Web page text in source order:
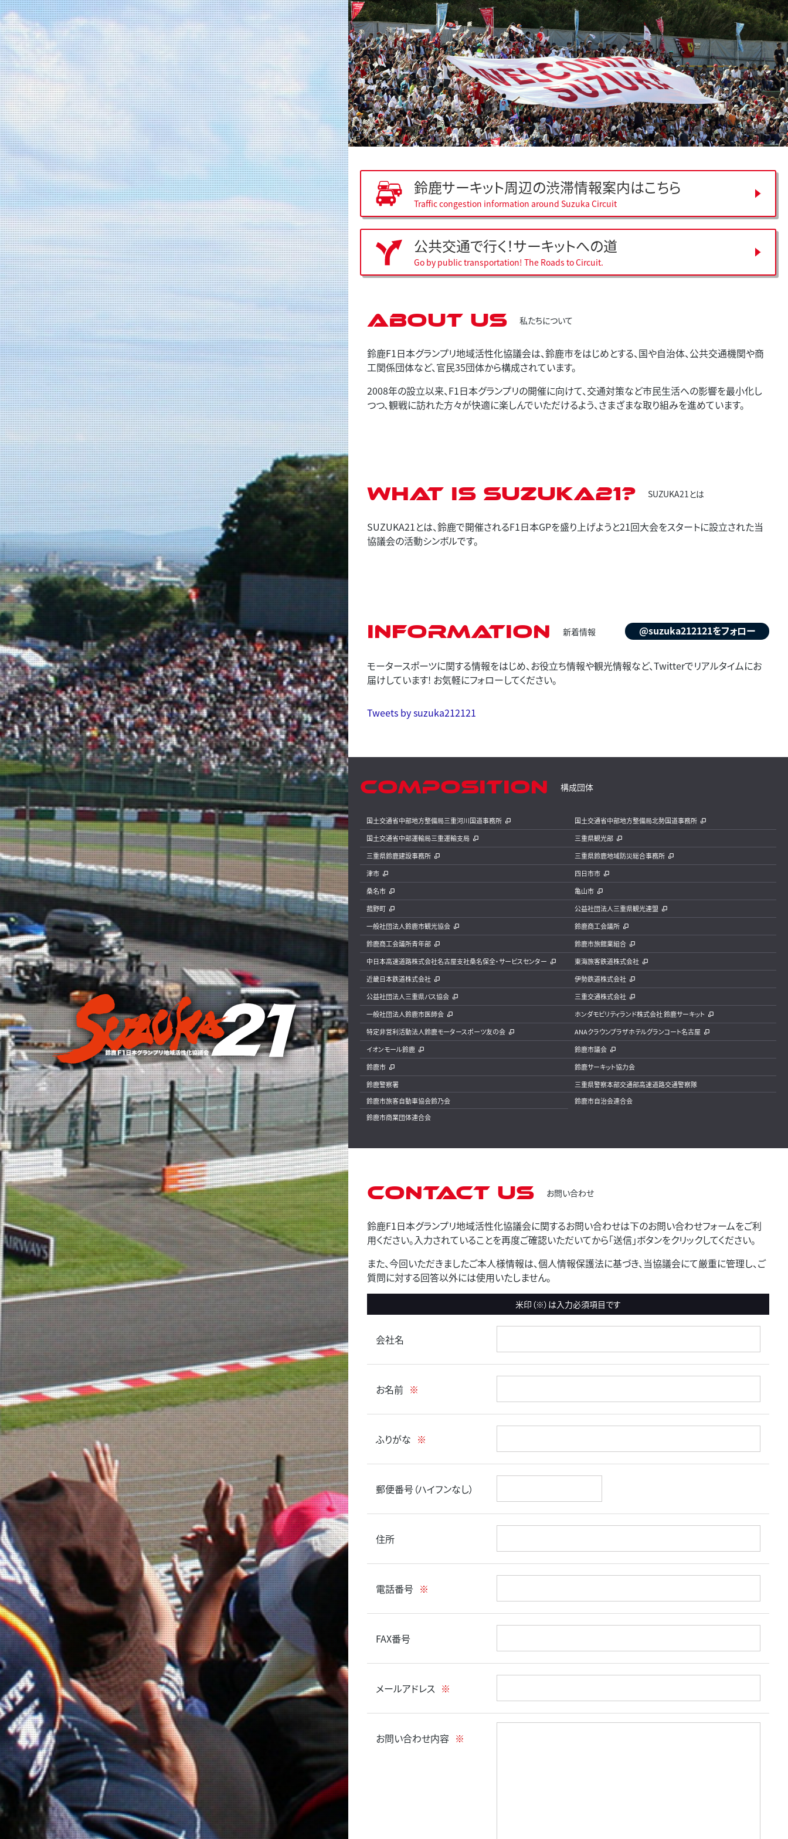
鈴鹿サーキット周辺の渋滞情報案内はこちら
Traffic congestion information around Suzuka Circuit
公共交通で行く！サーキットへの道
Go by public transportation! The Roads to Circuit.
About us 私たちについて
鈴鹿F1日本グランプリ地域活性化協議会は、鈴鹿市をはじめとする、国や自治体、公共交通機関や商
工関係団体など、官民35団体から構成されています。
2008年の設立以来、F1日本グランプリの開催に向けて、交通対策など市民生活への影響を最小化し
つつ、観戦に訪れた方々が快適に楽しんでいただけるよう、さまざまな取り組みを進めています。
What is SUZUKA21? SUZUKA21とは
SUZUKA21とは、鈴鹿で開催されるF1日本GPを盛り上げようと21回大会をスタートに設立された当
協議会の活動シンボルです。
Information 新着情報 @suzuka212121をフォロー
モータースポーツに関する情報をはじめ、お役立ち情報や観光情報など、Twitterでリアルタイムにお
届けしています! お気軽にフォローしてください。
Tweets by suzuka212121
Composition 構成団体
国土交通省中部地方整備局三重河川国道事務所
国土交通省中部地方整備局北勢国道事務所
国土交通省中部運輸局三重運輸支局
三重県観光部
三重県鈴鹿建設事務所
三重県鈴鹿地域防災総合事務所
津市
四日市市
桑名市
亀山市
菰野町
公益社団法人三重県観光連盟
一般社団法人鈴鹿市観光協会
鈴鹿商工会議所
鈴鹿商工会議所青年部
鈴鹿市旅館業組合
中日本高速道路株式会社名古屋支社桑名保全・サービスセンター
東海旅客鉄道株式会社
近畿日本鉄道株式会社
伊勢鉄道株式会社
公益社団法人三重県バス協会
三重交通株式会社
一般社団法人鈴鹿市医師会
ホンダモビリティランド株式会社 鈴鹿サーキット
特定非営利活動法人鈴鹿モータースポーツ友の会
ANAクラウンプラザホテルグランコート名古屋
イオンモール鈴鹿
鈴鹿市議会
鈴鹿市
鈴鹿サーキット協力会
鈴鹿警察署
三重県警察本部交通部高速道路交通警察隊
鈴鹿市旅客自動車協会鈴乃会
鈴鹿市自治会連合会
鈴鹿市商業団体連合会
Contact Us お問い合わせ
鈴鹿F1日本グランプリ地域活性化協議会に関するお問い合わせは下のお問い合わせフォームをご利
用ください。入力されていることを再度ご確認いただいてから「送信」ボタンをクリックしてください。
また、今回いただきましたご本人様情報は、個人情報保護法に基づき、当協議会にて厳重に管理し、ご
質問に対する回答以外には使用いたしません。
米印（※）は入力必須項目です
会社名
お名前 ※
ふりがな ※
郵便番号（ハイフンなし）
住所
電話番号 ※
FAX番号
メールアドレス ※
お問い合わせ内容 ※